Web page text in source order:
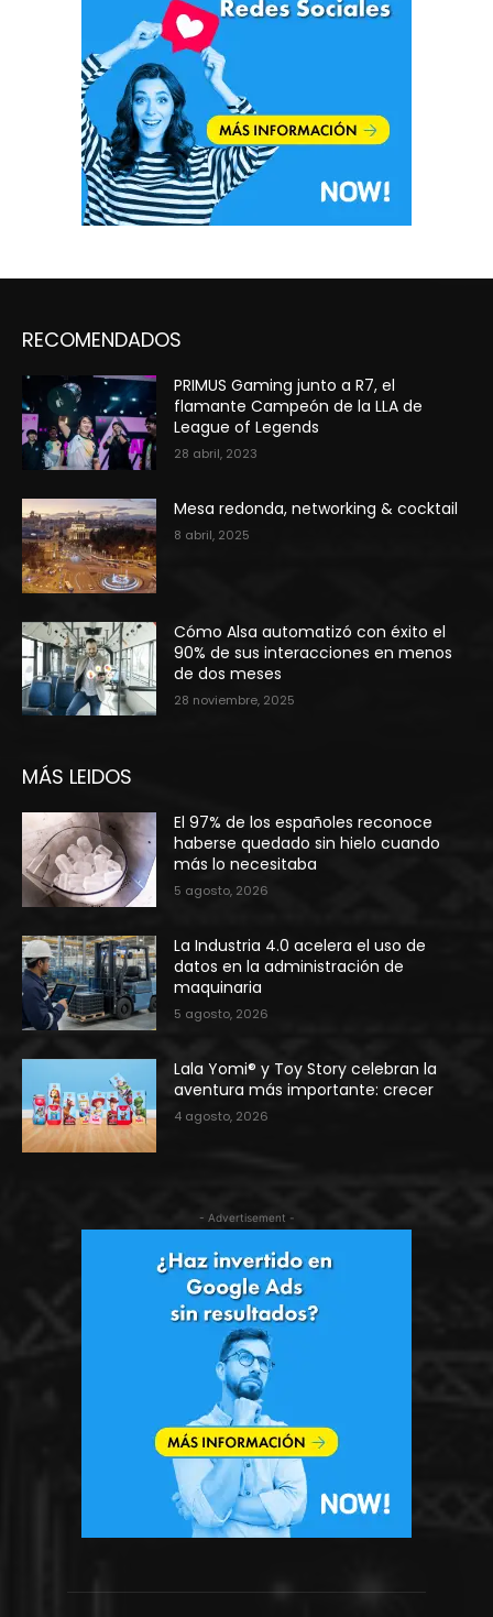
RECOMENDADOS
PRIMUS Gaming junto a R7, el
flamante Campeón de la LLA de
League of Legends
28 abril, 2023
Mesa redonda, networking & cocktail
8 abril, 2025
Cómo Alsa automatizó con éxito el
90% de sus interacciones en menos
de dos meses
28 noviembre, 2025
MÁS LEIDOS
El 97% de los españoles reconoce
haberse quedado sin hielo cuando
más lo necesitaba
5 agosto, 2026
La Industria 4.0 acelera el uso de
datos en la administración de
maquinaria
5 agosto, 2026
Lala Yomi® y Toy Story celebran la
aventura más importante: crecer
4 agosto, 2026
- Advertisement -